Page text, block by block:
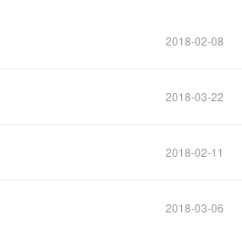
2018-02-08
2018-03-22
2018-02-11
2018-03-06